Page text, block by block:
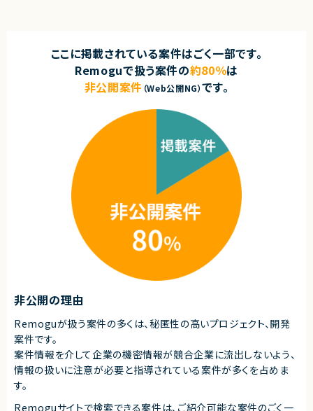
エージェントから
★フルリモート（完全リモート テレワーク・在宅勤務可）
★プリセールスのフェーズからプロジェクトに関わることのできる貴重な案
ここに掲載されている案件はごく一部です。
Remoguで扱う案件の約80％は
非公開案件 （Web公開NG）です。
非公開の理由
Remoguが扱う案件の多くは、秘匿性の高いプロジェクト、開発
案件です。
案件情報を介して企業の機密情報が競合企業に流出しないよう、
情報の扱いに注意が必要と指導されている案件が多くを占めま
す。
Remoguサイトで検索できる案件は、ご紹介可能な案件のごく一